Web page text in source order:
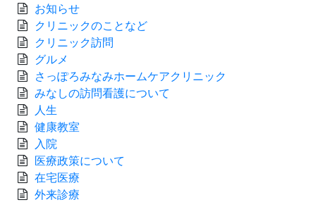
お知らせ
クリニックのことなど
クリニック訪問
グルメ
さっぽろみなみホームケアクリニック
みなしの訪問看護について
人生
健康教室
入院
医療政策について
在宅医療
外来診療